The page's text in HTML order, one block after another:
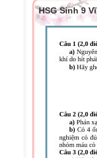
HSG Sinh 9